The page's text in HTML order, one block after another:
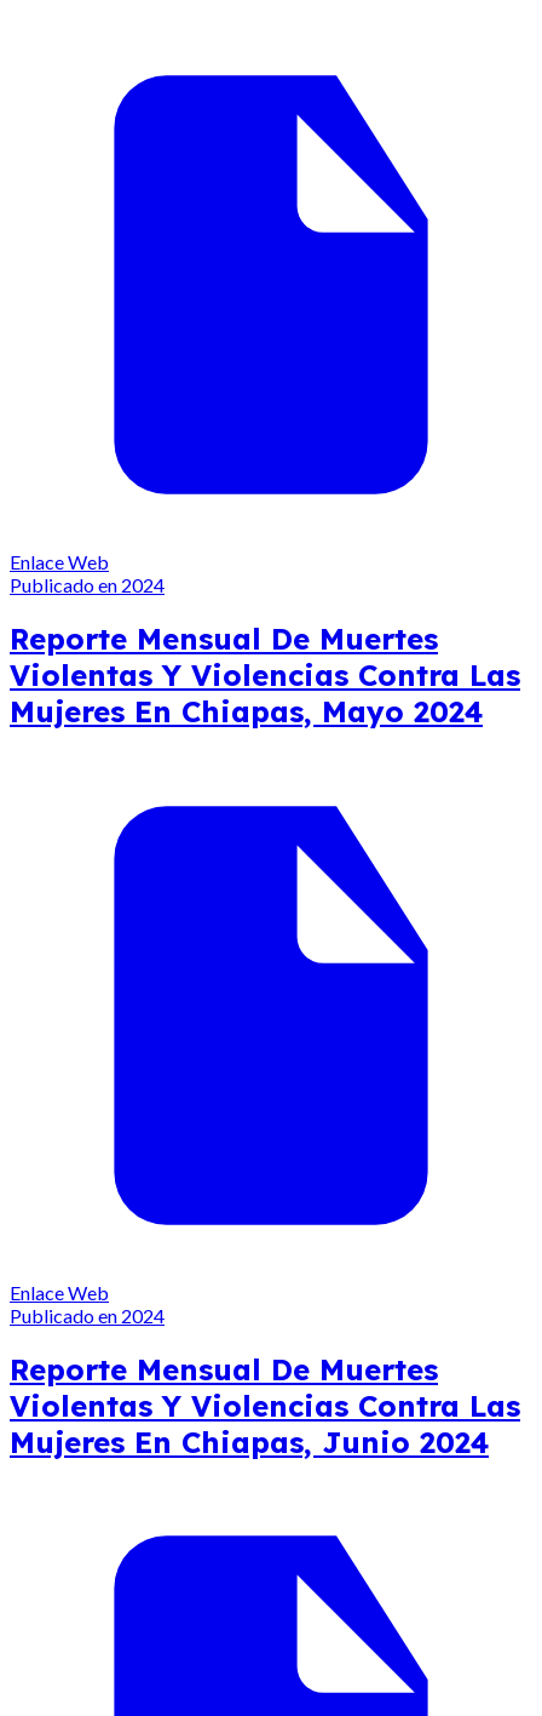
Enlace Web
Publicado en 2024
Reporte Mensual De Muertes
Violentas Y Violencias Contra Las
Mujeres En Chiapas, Mayo 2024
Enlace Web
Publicado en 2024
Reporte Mensual De Muertes
Violentas Y Violencias Contra Las
Mujeres En Chiapas, Junio 2024